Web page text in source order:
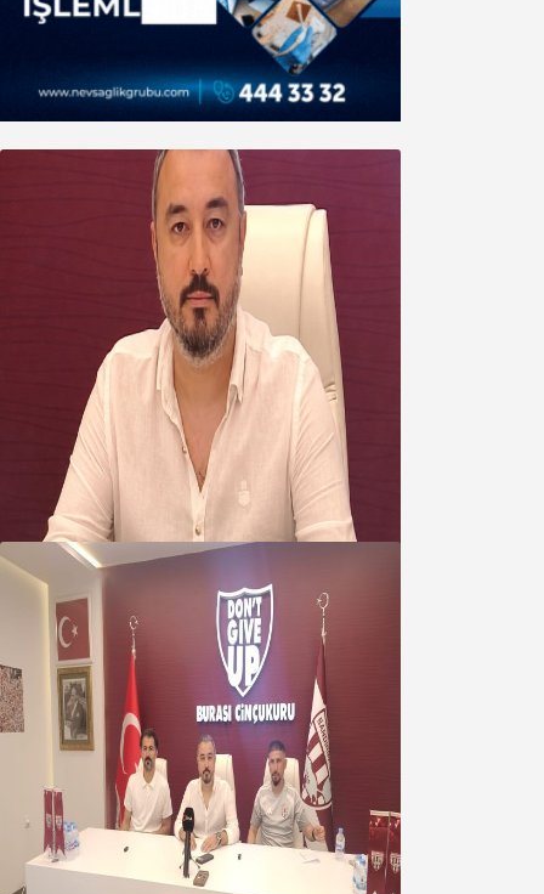
Oğuzbeyi’nden Balıkesirspor
yönetimine cevap : Herkes kendine
yakışanı yapar, buluttan nem
kapmayın!
07 Ağustos 2026
Oğuzbeyi : Transferlerde takımın
geleceğini, kulübün ekonomisini
düşündük